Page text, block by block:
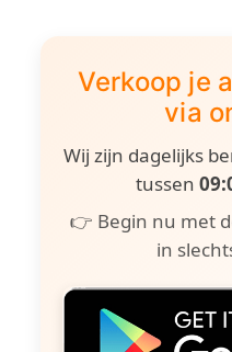
Verkoop je
via
Wij zijn dagelijks
tussen
👉 Begin nu met
in